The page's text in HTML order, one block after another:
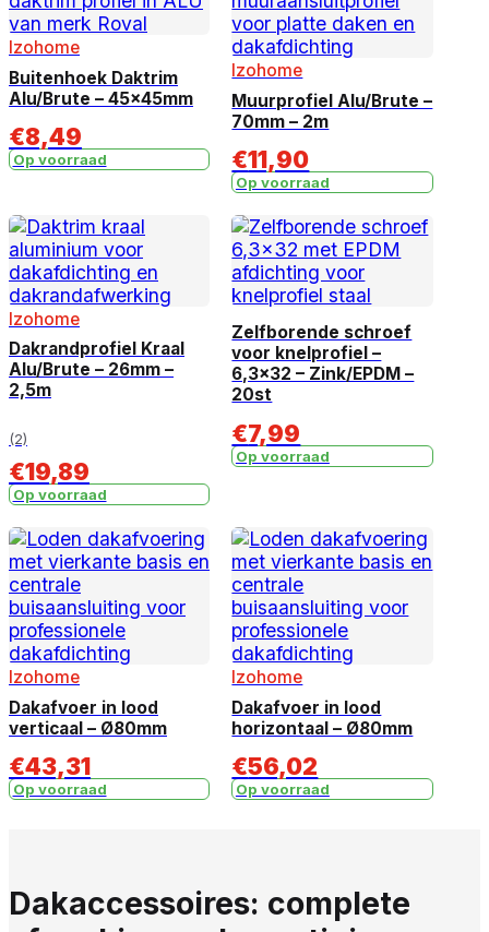
Izohome
Buitenhoek Daktrim
Alu/Brute – 45x45mm
€8,49
Op voorraad
Izohome
Muurprofiel Alu/Brute –
70mm – 2m
€11,90
Op voorraad
Izohome
Dakrandprofiel Kraal
Alu/Brute – 26mm –
2,5m
(2)
€19,89
Op voorraad
Zelfborende schroef
voor knelprofiel –
6,3×32 – Zink/EPDM –
20st
€7,99
Op voorraad
Izohome
Dakafvoer in lood
verticaal – Ø80mm
€43,31
Op voorraad
Izohome
Dakafvoer in lood
horizontaal – Ø80mm
€56,02
Op voorraad
Dakaccessoires: complete